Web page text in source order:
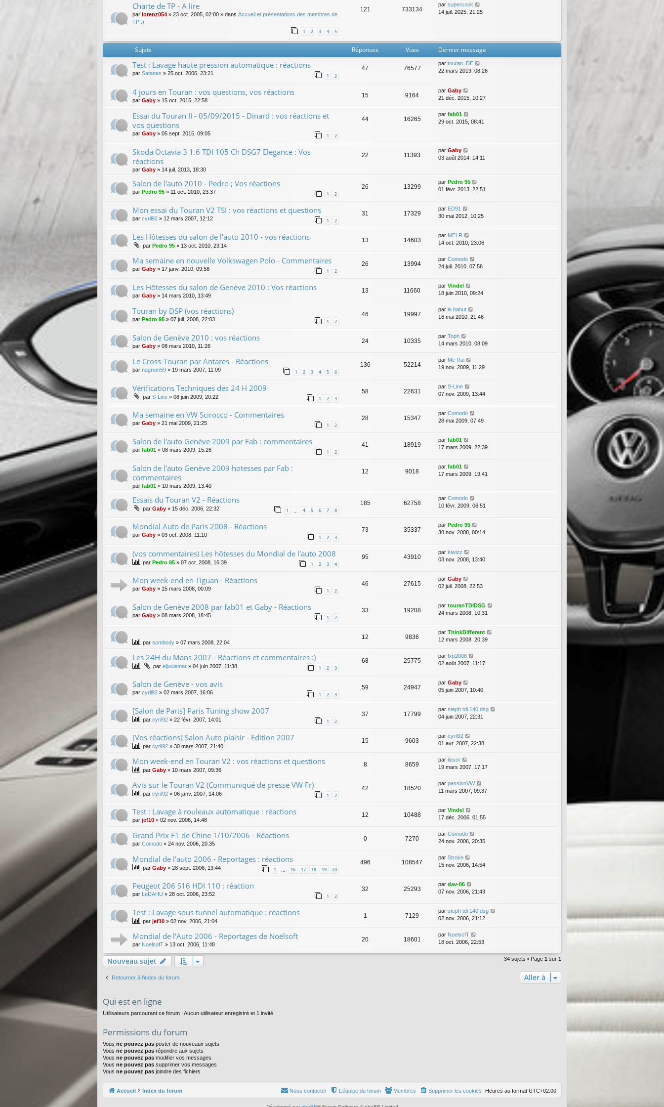
Charte de TP - A lire
par lorenz054 » 23 oct. 2005, 02:00 » dans Accueil et présentations des membres de
TP :)
1 2 3 4 5
121 733134
par supercook
14 juil. 2025, 21:25
Sujets Réponses Vues Dernier message
Test : Lavage haute pression automatique : réactions
par Satanas » 25 oct. 2006, 23:21 1 2
47 76577
par touran_DE
22 mars 2019, 08:26
4 jours en Touran : vos questions, vos réactions
par Gaby » 15 oct. 2015, 22:58
15 9164
par Gaby
21 déc. 2015, 10:27
Essai du Touran II - 05/09/2015 - Dinard : vos réactions et
vos questions
par Gaby » 05 sept. 2015, 09:05 1 2
44 16265
par fab01
29 oct. 2015, 08:41
Skoda Octavia 3 1.6 TDI 105 Ch DSG7 Elegance : Vos
réactions
par Gaby » 14 juil. 2013, 18:30
22 11393
par Gaby
03 août 2014, 14:11
Salon de l'auto 2010 - Pedro ; Vos réactions
par Pedro 95 » 11 oct. 2010, 23:37 1 2
26 13299
par Pedro 95
01 févr. 2013, 22:51
Mon essai du Touran V2 TSI : vos réactions et questions
par cyril92 » 12 mars 2007, 12:12 1 2
31 17329
par ED91
30 mai 2012, 10:25
Les Hôtesses du salon de l'auto 2010 - vos réactions
par Pedro 95 » 13 oct. 2010, 23:14
13 14603
par MELR
14 oct. 2010, 23:06
Ma semaine en nouvelle Volkswagen Polo - Commentaires
par Gaby » 17 janv. 2010, 09:58 1 2
26 13994
par Comodo
24 juil. 2010, 07:58
Les Hôtesses du salon de Genève 2010 : Vos réactions
par Gaby » 14 mars 2010, 13:49
13 11660
par Vindel
18 juin 2010, 09:24
Touran by DSP (vos réactions)
par Pedro 95 » 07 juil. 2008, 22:03 1 2
46 19997
par le bahut
16 mai 2010, 21:46
Salon de Genève 2010 : vos réactions
par Gaby » 08 mars 2010, 11:26
24 10335
par Toph
14 mars 2010, 08:09
Le Cross-Touran par Antares - Réactions
par nagrom59 » 19 mars 2007, 11:09 1 2 3 4 5 6
136 52214
par Mc Rai
19 nov. 2009, 11:29
Vérifications Techniques des 24 H 2009
par S-Line » 08 juin 2009, 20:22 1 2 3
58 22631
par S-Line
07 nov. 2009, 13:44
Ma semaine en VW Scirocco - Commentaires
par Gaby » 21 mai 2009, 21:25 1 2
28 15347
par Comodo
28 mai 2009, 07:49
Salon de l'auto Genève 2009 par Fab : commentaires
par fab01 » 08 mars 2009, 15:26 1 2
41 18919
par fab01
17 mars 2009, 22:39
Salon de l'auto Genève 2009 hotesses par Fab :
commentaires
par fab01 » 10 mars 2009, 13:40
12 9018
par fab01
17 mars 2009, 19:41
Essais du Touran V2 - Réactions
par Gaby » 15 déc. 2006, 22:32 1 … 4 5 6 7 8
185 62758
par Comodo
10 févr. 2009, 06:51
Mondial Auto de Paris 2008 - Réactions
par Gaby » 03 oct. 2008, 11:10 1 2 3
73 35337
par Pedro 95
30 nov. 2008, 00:14
(vos commentaires) Les hôtesses du Mondial de l'auto 2008
par Pedro 95 » 07 oct. 2008, 16:39 1 2 3 4
95 43910
par kiwizz
03 nov. 2008, 13:40
Mon week-end en Tiguan - Réactions
par Gaby » 15 mars 2008, 00:09 1 2
46 27615
par Gaby
02 juil. 2008, 22:53
Salon de Genève 2008 par fab01 et Gaby - Réactions
par Gaby » 08 mars 2008, 18:45 1 2
33 19208
par touranTDIDSG
24 mars 2008, 10:31
par sombody » 07 mars 2008, 22:04
12 9836
par ThinkDifferent
12 mars 2008, 20:39
Les 24H du Mans 2007 - Réactions et commentaires :)
par eljuclemar » 04 juin 2007, 11:38 1 2 3
68 25775
par fxp2008
02 août 2007, 11:17
Salon de Genève - vos avis
par cyril92 » 02 mars 2007, 16:06 1 2 3
59 24947
par Gaby
05 juin 2007, 10:40
[Salon de Paris] Paris Tuning show 2007
par cyril92 » 22 févr. 2007, 14:01 1 2
37 17799
par steph tdi 140 dsg
04 juin 2007, 22:31
[Vos réactions] Salon Auto plaisir - Edition 2007
par cyril92 » 30 mars 2007, 21:40
15 9603
par cyril92
01 avr. 2007, 22:38
Mon week-end en Touran V2 : vos réactions et questions
par Gaby » 10 mars 2007, 09:36
8 8659
par liosor
19 mars 2007, 17:17
Avis sur le Touran V2 (Communiqué de presse VW Fr)
par cyril92 » 06 janv. 2007, 14:06 1 2
42 18520
par passionVW
11 mars 2007, 09:37
Test : Lavage à rouleaux automatique : réactions
par jef10 » 02 nov. 2006, 14:48
12 10488
par Vindel
17 déc. 2006, 01:55
Grand Prix F1 de Chine 1/10/2006 - Réactions
par Comodo » 24 nov. 2006, 20:35
0 7270
par Comodo
24 nov. 2006, 20:35
Mondial de l'auto 2006 - Reportages : réactions
par Gaby » 28 sept. 2006, 13:44 1 … 16 17 18 19 20
496 108547
par Stroke
15 nov. 2006, 14:54
Peugeot 206 S16 HDI 110 : réaction
par LeDAHU » 28 oct. 2006, 23:52 1 2
32 25293
par dav-86
07 nov. 2006, 21:43
Test : Lavage sous tunnel automatique : réactions
par jef10 » 02 nov. 2006, 21:04
1 7129
par steph tdi 140 dsg
02 nov. 2006, 21:12
Mondial de l'Auto 2006 - Reportages de Noëlsoft
par NoelsofT » 13 oct. 2006, 11:48
20 18601
par NoelsofT
18 oct. 2006, 22:53
Nouveau sujet 34 sujets • Page 1 sur 1
Retourner à l’index du forum Aller à
Qui est en ligne
Utilisateurs parcourant ce forum : Aucun utilisateur enregistré et 1 invité
Permissions du forum
Vous ne pouvez pas poster de nouveaux sujets
Vous ne pouvez pas répondre aux sujets
Vous ne pouvez pas modifier vos messages
Vous ne pouvez pas supprimer vos messages
Vous ne pouvez pas joindre des fichiers
Accueil Index du forum Heures au format UTC+02:00
Supprimer les cookies
Membres
L’équipe du forum
Nous contacter